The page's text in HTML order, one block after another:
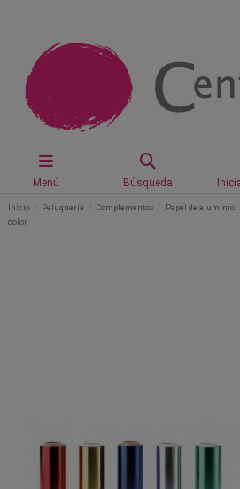
Menú Búsqueda
Inicio Peluquería Complementos Papel de aluminio
color